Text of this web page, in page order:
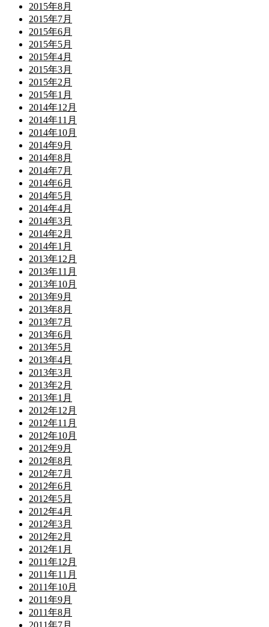
2015年8月
2015年7月
2015年6月
2015年5月
2015年4月
2015年3月
2015年2月
2015年1月
2014年12月
2014年11月
2014年10月
2014年9月
2014年8月
2014年7月
2014年6月
2014年5月
2014年4月
2014年3月
2014年2月
2014年1月
2013年12月
2013年11月
2013年10月
2013年9月
2013年8月
2013年7月
2013年6月
2013年5月
2013年4月
2013年3月
2013年2月
2013年1月
2012年12月
2012年11月
2012年10月
2012年9月
2012年8月
2012年7月
2012年6月
2012年5月
2012年4月
2012年3月
2012年2月
2012年1月
2011年12月
2011年11月
2011年10月
2011年9月
2011年8月